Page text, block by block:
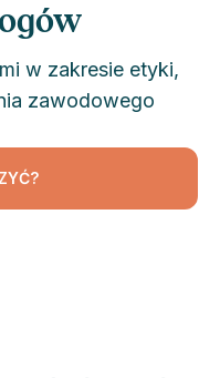
w zakresie etyki,
zawodowego